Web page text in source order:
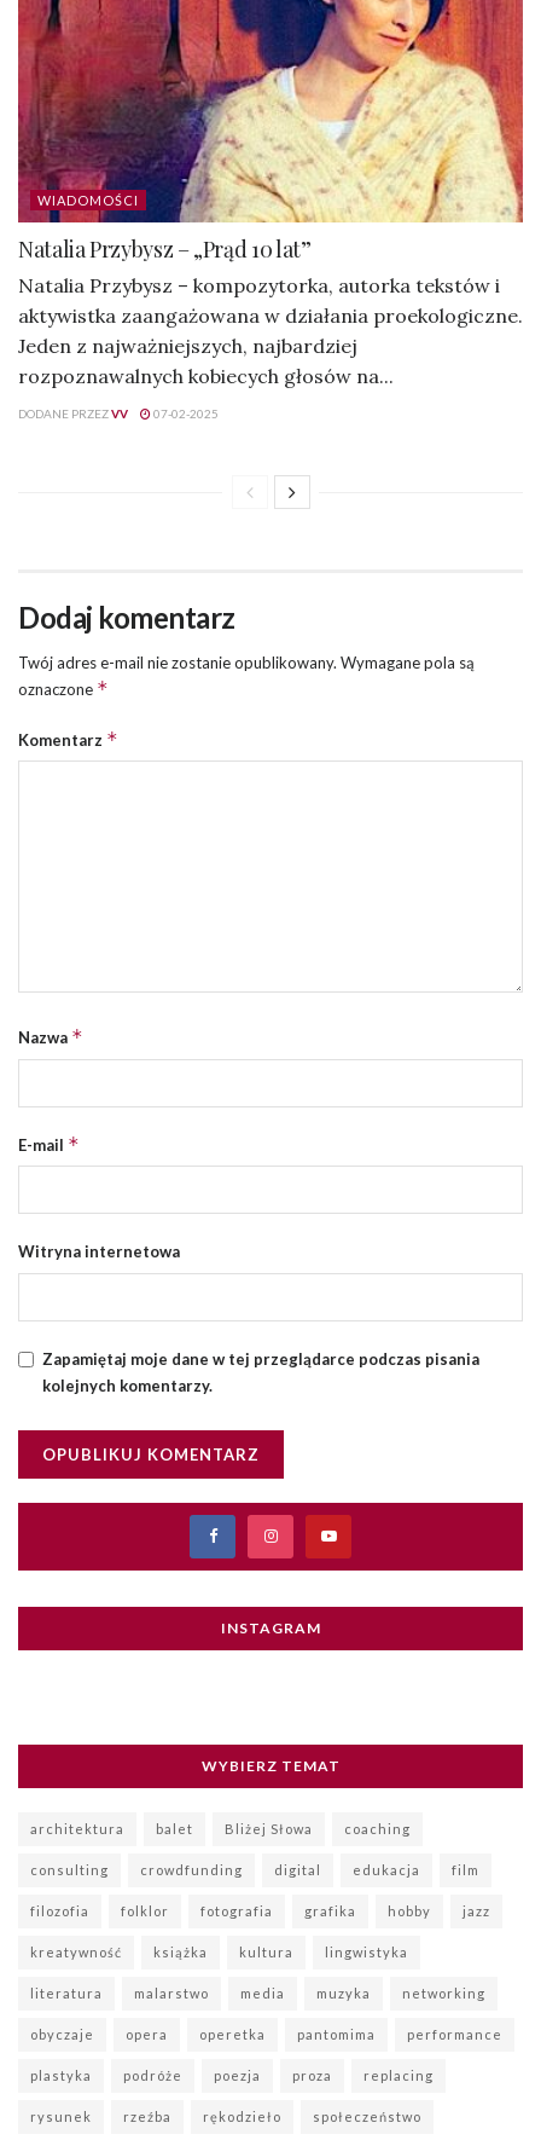
WIADOMOŚCI
Natalia Przybysz – „Prąd 10 lat”
Natalia Przybysz – kompozytorka, autorka tekstów i
aktywistka zaangażowana w działania proekologiczne.
Jeden z najważniejszych, najbardziej
rozpoznawalnych kobiecych głosów na...
DODANE PRZEZVV 07-02-2025
Dodaj komentarz
Twój adres e-mail nie zostanie opublikowany. Wymagane pola są
oznaczone *
Komentarz *
Nazwa *
E-mail *
Witryna internetowa
Zapamiętaj moje dane w tej przeglądarce podczas pisania
kolejnych komentarzy.
INSTAGRAM
WYBIERZ TEMAT
architektura balet Bliżej Słowa coaching
consulting crowdfunding digital edukacja film
filozofia folklor fotografia grafika hobby jazz
kreatywność książka kultura lingwistyka
literatura malarstwo media muzyka networking
obyczaje opera operetka pantomima performance
plastyka podróże poezja proza replacing
rysunek rzeźba rękodzieło społeczeństwo